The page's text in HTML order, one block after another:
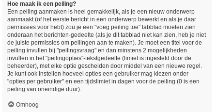
Hoe maak ik een peiling?
Een peiling aanmaken is heel gemakkelijk, als je een nieuw onderwerp
aanmaakt (of het eerste bericht in een onderwerp bewerkt en als je daar
permissies voor hebt) zou je een "voeg peiling toe" tabblad moeten zien
onderaan het berichten-gedeelte (als je dit tabblad niet kan zien, heb je niet
de juiste permissies om peilingen aan te maken). Je moet een titel voor de
peiling invullen bij "peilingsvraag" en dan minstens 2 mogelijkheden
invullen in het "peilingopties"-tekstgedeelte (limiet is ingesteld door de
beheerder), met elke optie gescheiden door middel van een nieuwe regel.
Je kunt ook instellen hoeveel opties een gebruiker mag kiezen onder
"opties per gebruiker" en een tijdslimiet in dagen voor de peiling (0 is een
peiling van oneindige duur).
Omhoog